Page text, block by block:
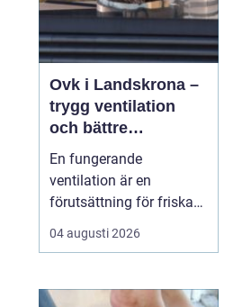
Ovk i Landskrona –
trygg ventilation
och bättre
inomhusklimat
En fungerande
ventilation är en
förutsättning för friska
människor och hållbara
byggnader. När luften
partiklar och koldioxid.
04 augusti 2026